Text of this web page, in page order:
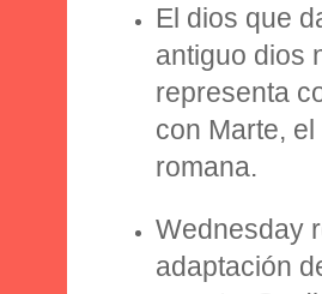
El dios que
antiguo dios
representa
con Marte,
romana.
Wednesday
adaptación